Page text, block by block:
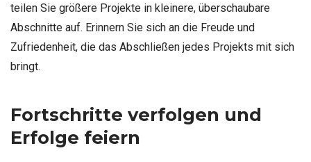
teilen Sie größere Projekte in kleinere, überschaubare
Abschnitte auf. Erinnern Sie sich an die Freude und
Zufriedenheit, die das Abschließen jedes Projekts mit sich
bringt.
Fortschritte verfolgen und
Erfolge feiern